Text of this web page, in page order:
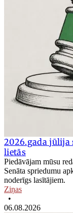
2026.gada jūlija
lietās
Piedāvājam mūsu
Senāta spriedumu
noderīgs lasītājiem.
Ziņas
•
06.08.2026